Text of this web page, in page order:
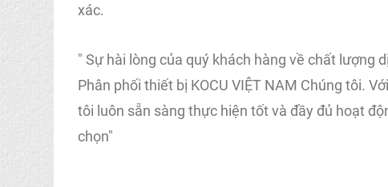
xác.
" Sự hài lòng của quý khách hàng về chất lượng
Phân phối thiết bị KOCU VIỆT NAM Chúng tôi.
tôi luôn sẵn sàng thực hiện tốt và đầy đủ hoạt
chọn"